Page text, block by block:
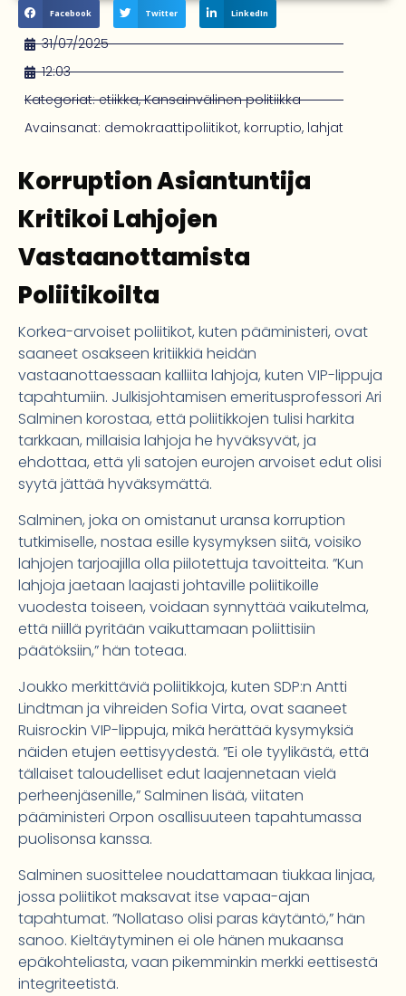
Facebook Twitter LinkedIn
31/07/2025
12:03
Kategoriat: etiikka,Kansainvälinen politiikka
Avainsanat: demokraattipoliitikot, korruptio, lahjat
Korruption Asiantuntija
Kritikoi Lahjojen
Vastaanottamista
Poliitikoilta
Korkea-arvoiset poliitikot, kuten pääministeri, ovat
saaneet osakseen kritiikkiä heidän
vastaanottaessaan kalliita lahjoja, kuten VIP-lippuja
tapahtumiin. Julkisjohtamisen emeritusprofessori Ari
Salminen korostaa, että poliitikkojen tulisi harkita
tarkkaan, millaisia lahjoja he hyväksyvät, ja
ehdottaa, että yli satojen eurojen arvoiset edut olisi
syytä jättää hyväksymättä.
Salminen, joka on omistanut uransa korruption
tutkimiselle, nostaa esille kysymyksen siitä, voisiko
lahjojen tarjoajilla olla piilotettuja tavoitteita. ”Kun
lahjoja jaetaan laajasti johtaville poliitikoille
vuodesta toiseen, voidaan synnyttää vaikutelma,
että niillä pyritään vaikuttamaan poliittisiin
päätöksiin,” hän toteaa.
Joukko merkittäviä poliitikkoja, kuten SDP:n Antti
Lindtman ja vihreiden Sofia Virta, ovat saaneet
Ruisrockin VIP-lippuja, mikä herättää kysymyksiä
näiden etujen eettisyydestä. ”Ei ole tyylikästä, että
tällaiset taloudelliset edut laajennetaan vielä
perheenjäsenille,” Salminen lisää, viitaten
pääministeri Orpon osallisuuteen tapahtumassa
puolisonsa kanssa.
Salminen suosittelee noudattamaan tiukkaa linjaa,
jossa poliitikot maksavat itse vapaa-ajan
tapahtumat. ”Nollataso olisi paras käytäntö,” hän
sanoo. Kieltäytyminen ei ole hänen mukaansa
epäkohteliasta, vaan pikemminkin merkki eettisestä
integriteetistä.